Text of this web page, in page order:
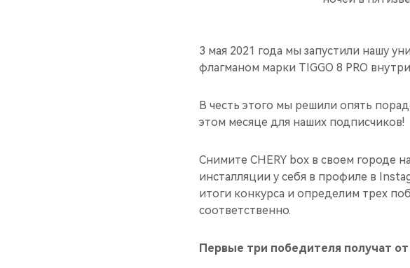
3 мая 2021 года мы запустили нашу
флагманом марки TIGGO 8 PRO
В честь этого мы решили опять
этом месяце для наших подписчиков!
Снимите CHERY box в своем городе
инсталляции у себя в профиле в
итоги конкурса и определим трех
соответственно.
Первые три победителя получат от